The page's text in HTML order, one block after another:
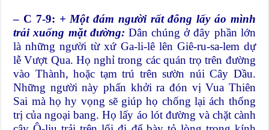
– C 7-9: + Một đám người rất đông lấy áo mình
trải xuống mặt đường: Dân chúng ở đây phần lớn
là những người từ xứ Ga-li-lê lên Giê-ru-sa-lem dự
lễ Vượt Qua. Họ nghỉ trong các quán trọ trên đường
vào Thành, hoặc tạm trú trên sườn núi Cây Dầu.
Những người này phấn khởi ra đón vị Vua Thiên
Sai mà họ hy vọng sẽ giúp họ chống lại ách thống
trị của ngoại bang. Họ lấy áo lót đường và chặt cành